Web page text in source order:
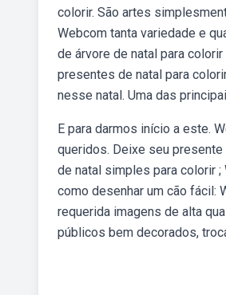
colorir. São artes
Webcom tanta variedade e
de árvore de natal para
presentes de natal para
nesse natal. Uma das
E para darmos início a este.
queridos. Deixe seu
de natal simples para colorir
como desenhar um cão fácil:
requerida imagens de alta
públicos bem decorados,